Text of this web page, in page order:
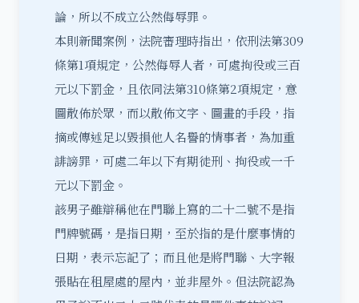
論，所以不成立公然侮辱罪。
本則新聞案例，法院審理時指出，依刑法第309
條第1項規定，公然侮辱人者，可處拘役或三百
元以下罰金，且依同法第310條第2項規定，意
圖散佈於眾，而以散佈文字、圖畫的手段，指
摘或傳述足以毀損他人名譽的情事者，為加重
誹謗罪，可處二年以下有期徒刑、拘役或一千
元以下罰金。
該男子雖辯稱他在門聯上寫的二十二號不是指
門牌號碼，是指日期，至於指的是什麼事情的
日期，表示忘記了；而且他是將門聯、大字報
張貼在租屋處的屋內，並非屋外。但法院認為